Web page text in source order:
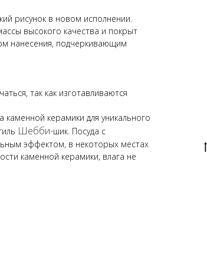
рисунок в новом исполнении.
высокого качества и покрыт
нанесения, подчеркивающим
так как изготавливаются
каменной керамики для уникального
Шебби-шик. Посуда с
эффектом, в некоторых местах
каменной керамики, влага не